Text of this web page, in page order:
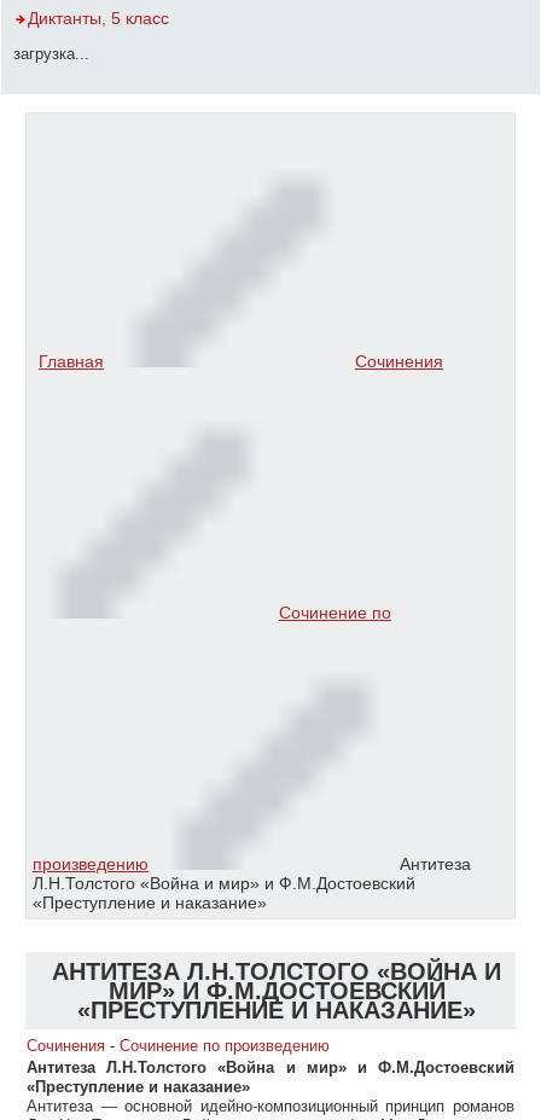
Диктанты, 5 класс
загрузка...
Главная Сочинения
Сочинение по
произведению
Антитеза
Л.Н.Толстого «Война и мир» и Ф.М.Достоевский
«Преступление и наказание»
АНТИТЕЗА Л.Н.ТОЛСТОГО «ВОЙНА И
МИР» И Ф.М.ДОСТОЕВСКИЙ
«ПРЕСТУПЛЕНИЕ И НАКАЗАНИЕ»
Сочинения - Сочинение по произведению
Антитеза Л.Н.Толстого «Война и мир» и Ф.М.Достоевский
«Преступление и наказание»
Антитеза — основной идейно-композиционный принцип романов